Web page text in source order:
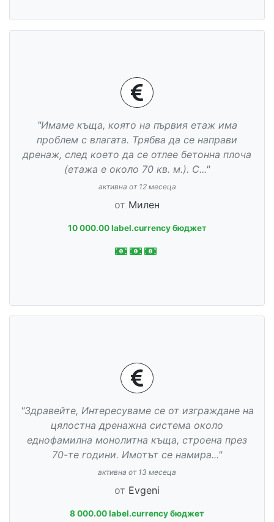
"Имаме къща, която на първия етаж има
проблем с влагата. Трябва да се направи
дренаж, след което да се отлее бетонна плоча
(етажа е около 70 кв. м.). С..."
активна от 12 месеца
от Милен
10 000.00 label.currency бюджет
"Здравейте, Интересуваме се от изграждане на
цялостна дренажна система около
еднофамилна монолитна къща, строена през
70-те години. Имотът се намира..."
активна от 13 месеца
от Evgeni
8 000.00 label.currency бюджет